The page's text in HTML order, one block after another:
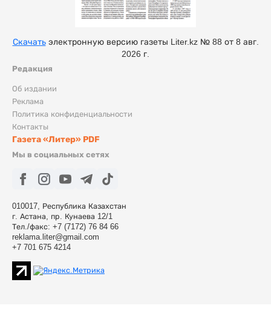
Редакция
Об издании
Реклама
Политика конфиденциальности
Контакты
Газета «Литер» PDF
Мы в социальных сетях
010017, Республика Казахстан
г. Астана, пр. Кунаева 12/1
Тел./факс: +7 (7172) 76 84 66
reklama.liter@gmail.com
+7 701 675 4214
Скачатьэлектронную версию газеты Liter.kz № 88 от 8 авг.
2026 г.